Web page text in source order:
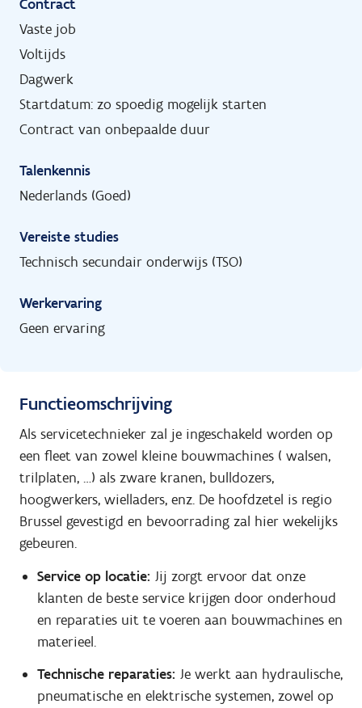
Contract
Vaste job
Voltijds
Dagwerk
Startdatum: zo spoedig mogelijk starten
Contract van onbepaalde duur
Talenkennis
Nederlands (Goed)
Vereiste studies
Technisch secundair onderwijs (TSO)
Werkervaring
Geen ervaring
Functieomschrijving
Als servicetechnieker zal je ingeschakeld worden op
een fleet van zowel kleine bouwmachines ( walsen,
trilplaten, …) als zware kranen, bulldozers,
hoogwerkers, wielladers, enz. De hoofdzetel is regio
Brussel gevestigd en bevoorrading zal hier wekelijks
gebeuren.
Service op locatie: Jij zorgt ervoor dat onze
klanten de beste service krijgen door onderhoud
en reparaties uit te voeren aan bouwmachines en
materieel.
Technische reparaties: Je werkt aan hydraulische,
pneumatische en elektrische systemen, zowel op